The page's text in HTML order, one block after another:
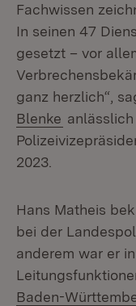
Fachwissen
In seinen 47
gesetzt – vor
ganz herzlich“,
Blenke
2023.
Hans Matheis
bei der
anderem war er
Baden-